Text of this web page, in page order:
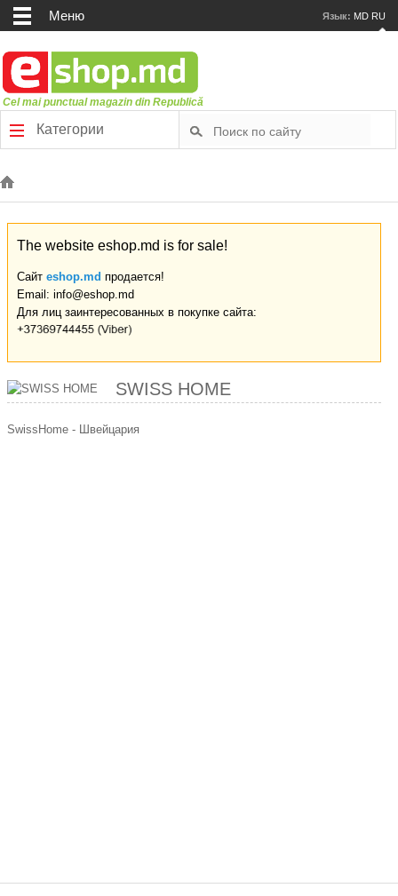
Меню Язык: MD RU
Cel mai punctual magazin din Republică
Категории
The website eshop.md is for sale!
Сайт eshop.md продается!
Email: info@eshop.md
Для лиц заинтересованных в покупке сайта:
SWISS HOME
SwissHome - Швейцария